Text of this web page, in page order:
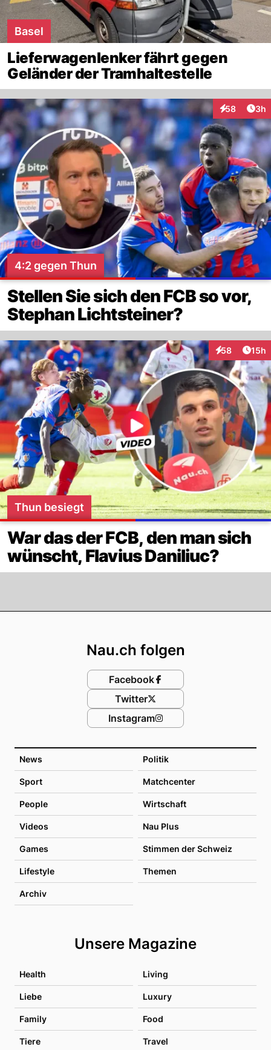
Basel
Lieferwagenlenker fährt gegen
Geländer der Tramhaltestelle
58
Interaktionen
3h
4:2 gegen Thun
Stellen Sie sich den FCB so vor,
Stephan Lichtsteiner?
58
Interaktionen
15h
Thun besiegt
War das der FCB, den man sich
wünscht, Flavius Daniliuc?
News Politik
Sport Matchcenter
People Wirtschaft
Videos Nau Plus
Games Stimmen der Schweiz
Lifestyle Themen
Archiv
Unsere Magazine
Health Living
Liebe Luxury
Family Food
Tiere Travel
Nau.ch folgen
Facebook
Twitter
Instagram